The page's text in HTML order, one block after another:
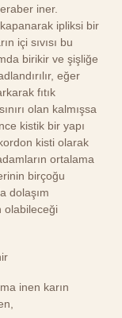
iner.
ipliksi bir
içi sıvısı bu
birikir ve şişliğe
eğer
fıtık
olan kalmışsa
kistik bir yapı
kisti olarak
ortalama
birçoğu
dolaşım
olabileceği
inen karın